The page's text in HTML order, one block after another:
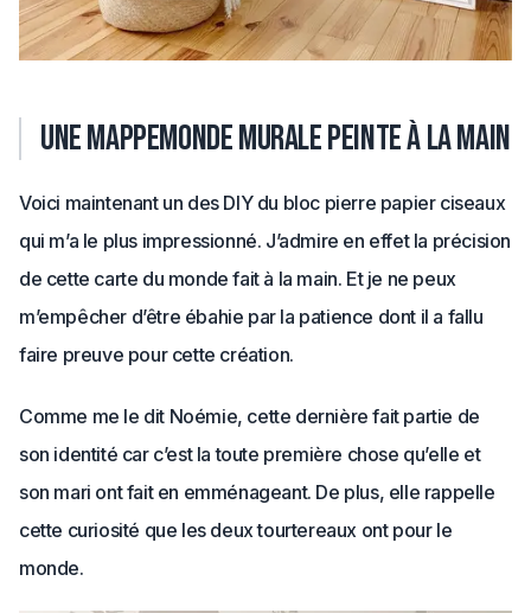
Une mappemonde murale peinte à la main
Voici maintenant un des DIY du bloc pierre papier ciseaux
qui m’a le plus impressionné. J’admire en effet la précision
de cette carte du monde fait à la main. Et je ne peux
m’empêcher d’être ébahie par la patience dont il a fallu
faire preuve pour cette création.
Comme me le dit Noémie, cette dernière fait partie de
son identité car c’est la toute première chose qu’elle et
son mari ont fait en emménageant. De plus, elle rappelle
cette curiosité que les deux tourtereaux ont pour le
monde.